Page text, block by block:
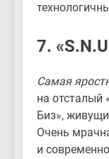
7.
Самая
на отсталый
Биз»,
Очень
и